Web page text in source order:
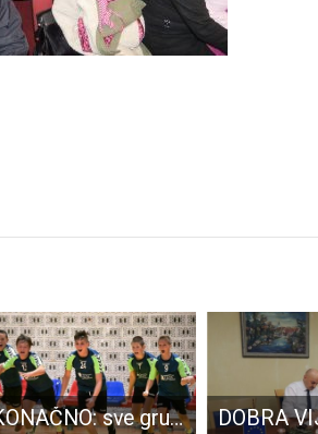
KONAČNO: sve grupe rukometaša napokon treniraju u dvoranama